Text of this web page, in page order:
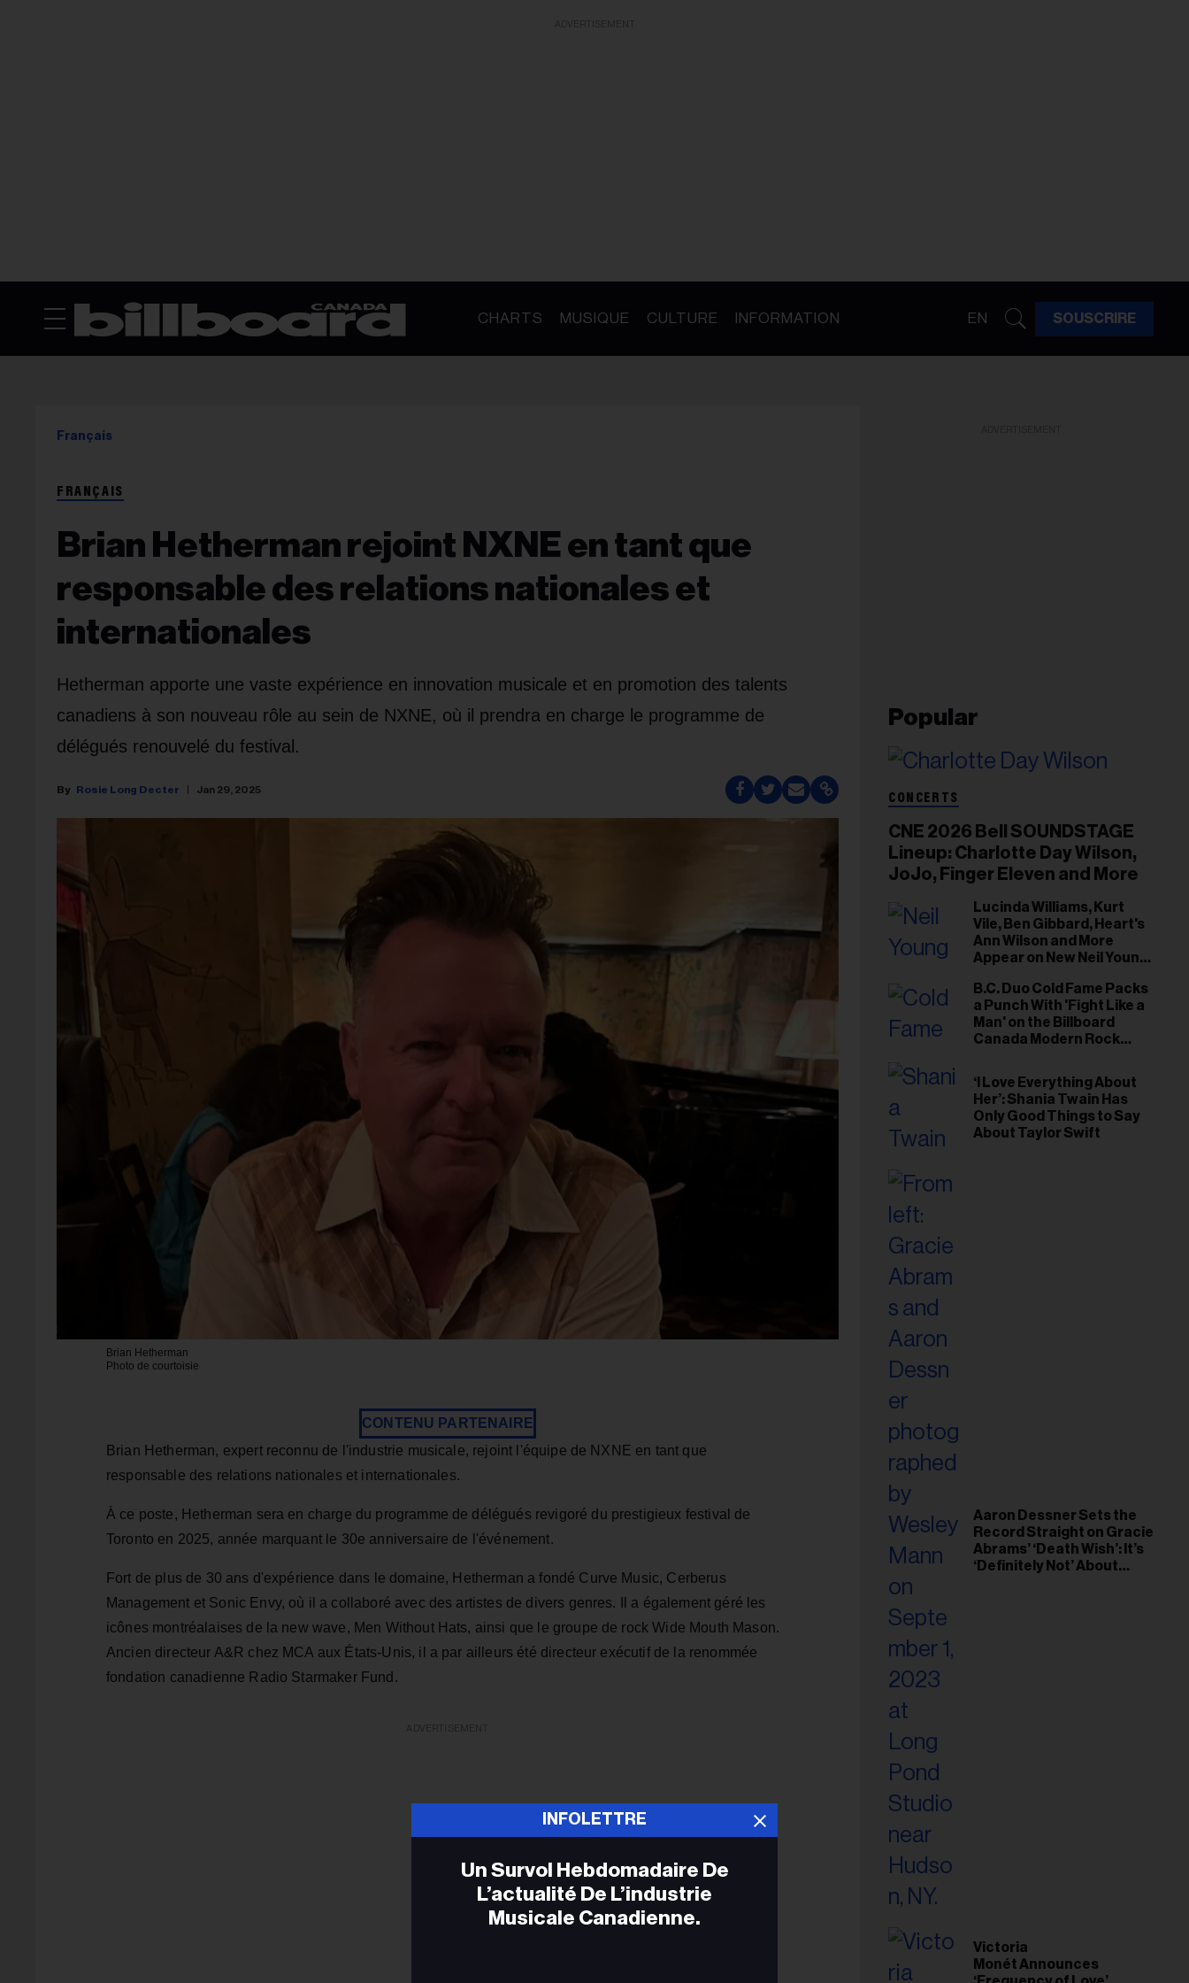
CHARTS MUSIQUE CULTURE INFORMATION EN SOUSCRIRE
Français
FRANÇAIS
Brian Hetherman rejoint NXNE en tant que
responsable des relations nationales et
internationales
Hetherman apporte une vaste expérience en innovation musicale et en promotion des talents
canadiens à son nouveau rôle au sein de NXNE, où il prendra en charge le programme de
délégués renouvelé du festival.
Rosie Long Decter Jan 29, 2025
Brian Hetherman
Photo de courtoisie
CONTENU PARTENAIRE
Brian Hetherman, expert reconnu de l'industrie musicale, rejoint l'équipe de NXNE en tant que
responsable des relations nationales et internationales.
À ce poste, Hetherman sera en charge du programme de délégués revigoré du prestigieux festival de
Toronto en 2025, année marquant le 30e anniversaire de l'événement.
Fort de plus de 30 ans d'expérience dans le domaine, Hetherman a fondé Curve Music, Cerberus
Management et Sonic Envy, où il a collaboré avec des artistes de divers genres. Il a également géré les
icônes montréalaises de la new wave, Men Without Hats, ainsi que le groupe de rock Wide Mouth Mason.
Ancien directeur A&R chez MCA aux États-Unis, il a par ailleurs été directeur exécutif de la renommée
fondation canadienne Radio Starmaker Fund.
Popular
CONCERTS
CNE 2026 Bell SOUNDSTAGE
Lineup: Charlotte Day Wilson,
JoJo, Finger Eleven and More
Lucinda Williams, Kurt
Vile, Ben Gibbard, Heart's
Ann Wilson and More
Appear on New Neil Young
B.C. Duo Cold Fame Packs
a Punch With 'Fight Like a
Man' on the Billboard
Canada Modern Rock
‘I Love Everything About
Her’: Shania Twain Has
Only Good Things to Say
About Taylor Swift
Aaron Dessner Sets the
Record Straight on Gracie
Abrams’ ‘Death Wish’: It’s
‘Definitely Not’ About
Victoria
Monét Announces
INFOLETTRE
Un Survol Hebdomadaire De
L’actualité De L’industrie
Musicale Canadienne.